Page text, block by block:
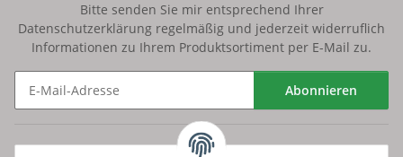
Bitte senden Sie mir entsprechend Ihrer
Datenschutzerklärung regelmäßig und jederzeit widerruflich
Informationen zu Ihrem Produktsortiment per E-Mail zu.
Abonnieren